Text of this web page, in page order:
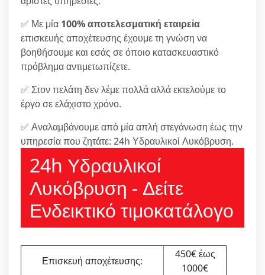
✅ Με μία 100% αποτελεσματική εταιρεία
επισκευής αποχέτευσης έχουμε τη γνώση να
βοηθήσουμε και εσάς σε όποιο κατασκευαστικό
πρόβλημα αντιμετωπίζετε.
✅ Στον πελάτη δεν λέμε πολλά αλλά εκτελούμε το
έργο σε ελάχιστο χρόνο.
✅ Αναλαμβάνουμε από μία απλή στεγάνωση έως την
υπηρεσία που ζητάτε: 24h Υδραυλικοί Λυκόβρυση.
24h Υδραυλικοί
Λυκόβρυση - Δείτε
Ενδεικτικό τιμοκατάλογο
Επισκευή αποχέτευσης:
450€ έως
1000€